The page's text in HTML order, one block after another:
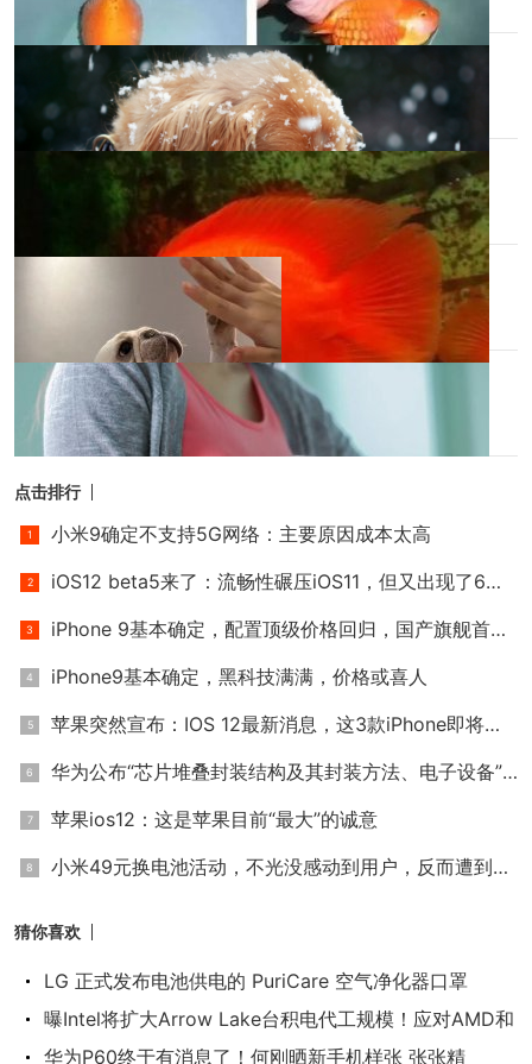
1小时前
金毛快生产前有什么预兆
1小时前
血鹦鹉鱼的正确养护方法
1小时前
看到这只狗狗的肱二头肌
1小时前
猫的智商有多高
1小时前
点击排行
小米9确定不支持5G网络：主要原因成本太高
iOS12 beta5来了：流畅性碾压iOS11，但又出现了6个新BUG
iPhone 9基本确定，配置顶级价格回归，国产旗舰首当其冲？别逗
iPhone9基本确定，黑科技满满，价格或喜人
苹果突然宣布：IOS 12最新消息，这3款iPhone即将淘汰
华为公布“芯片堆叠封装结构及其封装方法、电子设备”专利
苹果ios12：这是苹果目前“最大”的诚意
小米49元换电池活动，不光没感动到用户，反而遭到用户吐槽！
猜你喜欢
LG 正式发布电池供电的 PuriCare 空气净化器口罩
曝Intel将扩大Arrow Lake台积电代工规模！应对AMD和
华为P60终于有消息了！何刚晒新手机样张 张张精